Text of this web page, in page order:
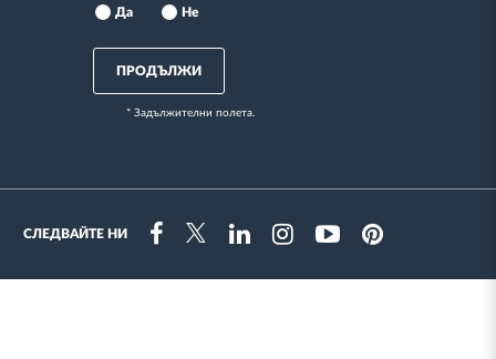
Да Не
ПРОДЪЛЖИ
* Задължителни полета.
СЛЕДВАЙТЕ НИ
FacebookTwitterLinkedinInstragramYoutubePinterest